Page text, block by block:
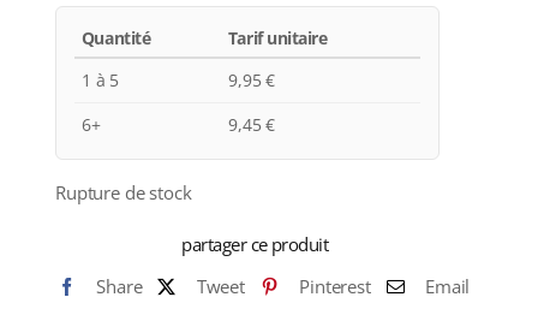
Quantité
Tarif unitaire
1 à 5
9,95€
6+
9,45€
Rupture de stock
partager ce produit
Share
Tweet Pinterest Email